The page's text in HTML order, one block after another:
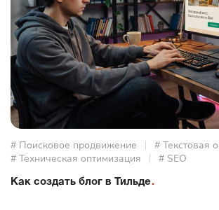
# Поисковое продвижение
# Текстовая
# Техническая оптимизация
# SEO
Как создать блог в Тильде